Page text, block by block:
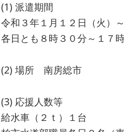
(1) 派遣期間
令和３年１月１２日（火）
各日とも８時３０分～１７
(2) 場所 南房総市
(3) 応援人数等
給水車（２ｔ）１台